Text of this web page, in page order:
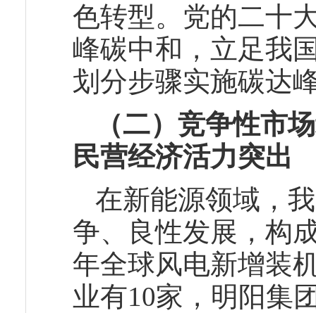
色转型。党的二十
峰碳中和，立足我
划分步骤实施碳达
（二）竞争性市
民营经济活力突出
在新能源领域，
争、良性发展，构
年全球风电新增装
业有10家，明阳集